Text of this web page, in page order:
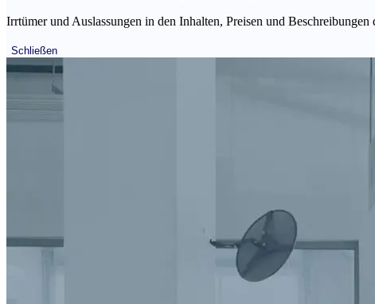
Irrtümer und Auslassungen in den Inhalten, Preisen und
Schließen